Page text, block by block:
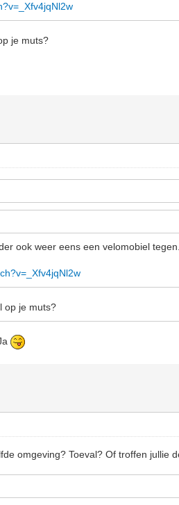
je muts?
ook weer eens een velomobiel tegen.
op je muts?
omgeving? Toeval? Of troffen jullie